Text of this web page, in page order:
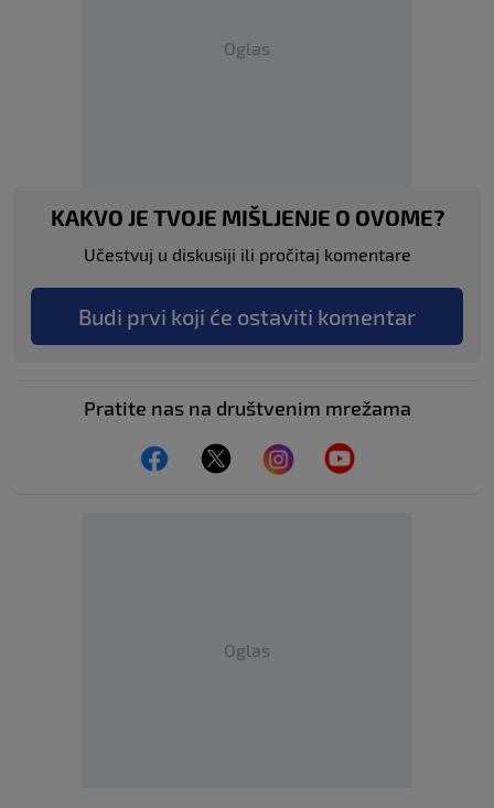
Oglas
KAKVO JE TVOJE MIŠLJENJE O OVOME?
Učestvuj u diskusiji ili pročitaj komentare
Budi prvi koji će ostaviti komentar
Pratite nas na društvenim mrežama
Oglas